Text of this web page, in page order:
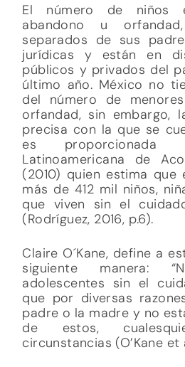
El número de niños
abandono u
separados de sus
jurídicas y están en
públicos y privados del
último año. México no
del número de
orfandad, sin embargo,
precisa con la que se
es
Latinoamericana de
(2010) quien estima que
más de 412 mil niños,
que viven sin el
(Rodríguez, 2016, p.6).
Claire O´Kane, define a
siguiente manera:
adolescentes sin el
que por diversas
padre o la madre y no
de estos,
circunstancias (O’Kane et